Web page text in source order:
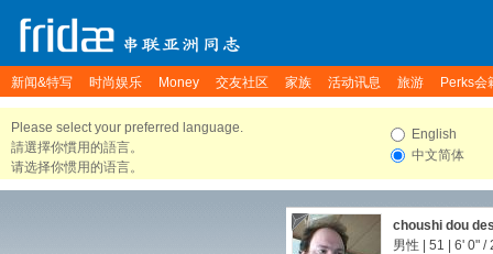
新闻&特写 时尚娱乐 Money 交友社区 家族 活动讯息 旅游 Perks会
Please select your preferred language.
請選擇你慣用的語言。
请选择你惯用的语言。
English
中文简体
choushi dou
男性 | 51 | 6' 0" /